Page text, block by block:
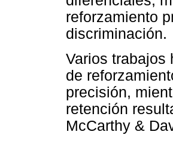
reforzamiento
discriminación.
Varios trabajos
de
precisión,
retención
McCarthy &